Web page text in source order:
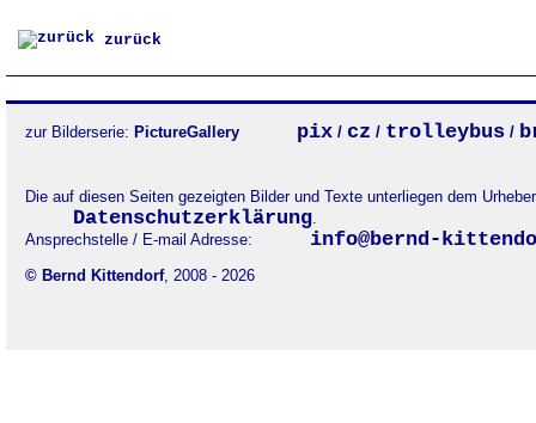
zurück
zur Bilderserie: PictureGallery pix / cz / trolleybus /
Die auf diesen Seiten gezeigten Bilder und Texte unterliegen dem
Datenschutzerklärung.
Ansprechstelle / E-mail Adresse:
info@bernd-
© Bernd Kittendorf, 2008 - 2026